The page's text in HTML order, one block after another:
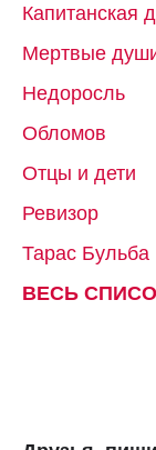
Капитанская
Мертвые
Недоросль
Обломов
Отцы и дети
Ревизор
Тарас Бульба
ВЕСЬ